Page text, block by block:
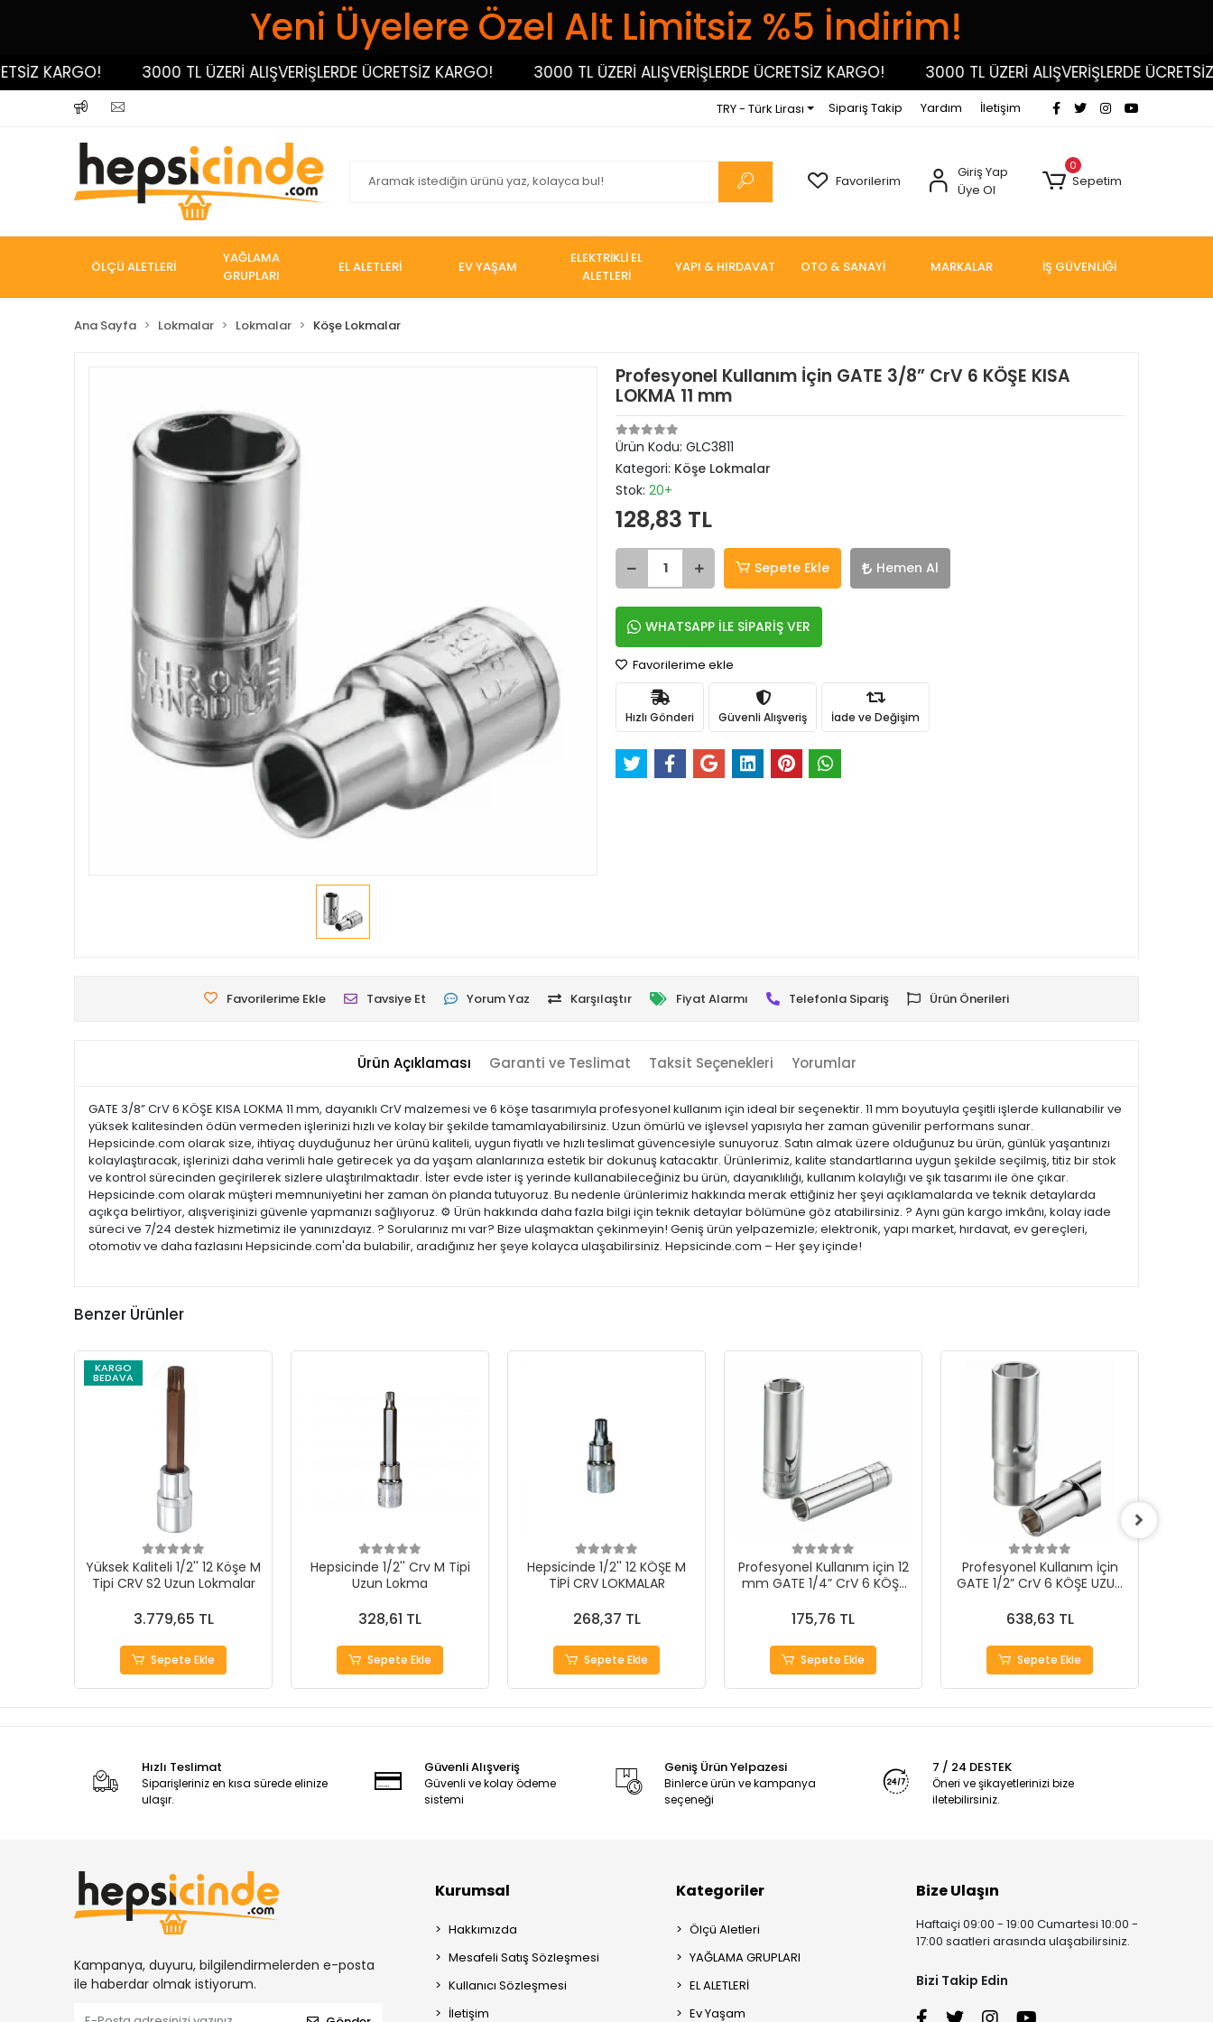
Yeni Üyelere Özel Alt Limitsiz %5 İndirim!
KARGO! 3000 TL ÜZERİ ALIŞVERİŞLERDE ÜCRETSİZ KARGO! 3000 TL ÜZERİ ALIŞVERİŞLERDE ÜCRETSİZ KARGO! 3000 TL ÜZERİ ALIŞVERİŞLERDE ÜCRETSİZ
TRY - Türk Lirası Sipariş Takip Yardım İletişim
Favorilerim
Giriş Yap
Üye Ol
0
Sepetim
ÖLÇÜ ALETLERİ
YAĞLAMA
GRUPLARI
EL ALETLERİ EV YAŞAM
ELEKTRİKLİ EL
ALETLERİ
YAPI & HIRDAVAT OTO & SANAYİ MARKALAR İŞ GÜVENLİĞİ
Ana Sayfa Lokmalar Lokmalar Köşe Lokmalar
Profesyonel Kullanım İçin GATE 3/8” CrV 6 KÖŞE KISA
LOKMA 11 mm
Ürün Kodu: GLC3811
Kategori: Köşe Lokmalar
Stok: 20+
128,83 TL
Sepete Ekle Hemen Al
WHATSAPP İLE SİPARİŞ VER
Favorilerime ekle
Hızlı Gönderi Güvenli Alışveriş İade ve Değişim
Favorilerime Ekle Tavsiye Et Yorum Yaz Karşılaştır Fiyat Alarmı Telefonla Sipariş Ürün Önerileri
Ürün Açıklaması Garanti ve Teslimat Taksit Seçenekleri Yorumlar
GATE 3/8” CrV 6 KÖŞE KISA LOKMA 11 mm, dayanıklı CrV malzemesi ve 6 köşe tasarımıyla profesyonel kullanım için ideal bir seçenektir. 11 mm boyutuyla çeşitli işlerde kullanabilir ve
yüksek kalitesinden ödün vermeden işlerinizi hızlı ve kolay bir şekilde tamamlayabilirsiniz. Uzun ömürlü ve işlevsel yapısıyla her zaman güvenilir performans sunar.
Hepsicinde.com olarak size, ihtiyaç duyduğunuz her ürünü kaliteli, uygun fiyatlı ve hızlı teslimat güvencesiyle sunuyoruz. Satın almak üzere olduğunuz bu ürün, günlük yaşantınızı
kolaylaştıracak, işlerinizi daha verimli hale getirecek ya da yaşam alanlarınıza estetik bir dokunuş katacaktır. Ürünlerimiz, kalite standartlarına uygun şekilde seçilmiş, titiz bir stok
ve kontrol sürecinden geçirilerek sizlere ulaştırılmaktadır. İster evde ister iş yerinde kullanabileceğiniz bu ürün, dayanıklılığı, kullanım kolaylığı ve şık tasarımı ile öne çıkar.
Hepsicinde.com olarak müşteri memnuniyetini her zaman ön planda tutuyoruz. Bu nedenle ürünlerimiz hakkında merak ettiğiniz her şeyi açıklamalarda ve teknik detaylarda
açıkça belirtiyor, alışverişinizi güvenle yapmanızı sağlıyoruz. ⚙️ Ürün hakkında daha fazla bilgi için teknik detaylar bölümüne göz atabilirsiniz. ? Aynı gün kargo imkânı, kolay iade
süreci ve 7/24 destek hizmetimiz ile yanınızdayız. ? Sorularınız mı var? Bize ulaşmaktan çekinmeyin! Geniş ürün yelpazemizle; elektronik, yapı market, hırdavat, ev gereçleri,
otomotiv ve daha fazlasını Hepsicinde.com'da bulabilir, aradığınız her şeye kolayca ulaşabilirsiniz. Hepsicinde.com – Her şey içinde!
Benzer Ürünler
KARGO
BEDAVA
Yüksek Kaliteli 1/2'' 12 Köşe M
Tipi CRV S2 Uzun Lokmalar
3.779,65 TL
Sepete Ekle
Hepsicinde 1/2'' Crv M Tipi
Uzun Lokma
328,61 TL
Sepete Ekle
Hepsicinde 1/2'' 12 KÖŞE M
TİPİ CRV LOKMALAR
268,37 TL
Sepete Ekle
Profesyonel Kullanım için 12
mm GATE 1/4” CrV 6 KÖŞE
175,76 TL
Sepete Ekle
Profesyonel Kullanım İçin
GATE 1/2” CrV 6 KÖŞE UZUN
638,63 TL
Sepete Ekle
Hızlı Teslimat
Siparişleriniz en kısa sürede elinize
ulaşır.
Güvenli Alışveriş
Güvenli ve kolay ödeme
sistemi
Geniş Ürün Yelpazesi
Binlerce ürün ve kampanya
seçeneği
7 / 24 DESTEK
Öneri ve şikayetlerinizi bize
iletebilirsiniz.
Kampanya, duyuru, bilgilendirmelerden e-posta
ile haberdar olmak istiyorum.
Kurumsal
Hakkımızda
Mesafeli Satış Sözleşmesi
Kullanıcı Sözleşmesi
İletişim
Kategoriler
Ölçü Aletleri
YAĞLAMA GRUPLARI
EL ALETLERİ
Ev Yaşam
Bize Ulaşın
Haftaiçi 09:00 - 19:00 Cumartesi 10:00 -
17:00 saatleri arasında ulaşabilirsiniz.
Bizi Takip Edin